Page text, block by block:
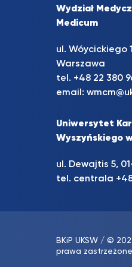
Wydział
Medicum
ul. Wóycickiego
Warszawa
tel. +48 22 380
email:
Uniwersytet
Wyszyńskiego
ul. Dewajtis 5,
tel. centrala +48
BKiP UKSW / ©
prawa